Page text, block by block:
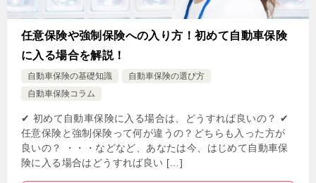
任意保険や強制保険への入り方！初めて自動車保険
に入る場合を解説！
自動車保険の基礎知識
自動車保険の選び方
自動車保険コラム
✔ 初めて自動車保険に入る場合は、どうすれば良いの？ ✔
任意保険と強制保険って何が違うの？どちらも入った方が
良いの？ ・・・などなど、あなたは今、はじめて自動車保
険に入る場合はどうすれば良い […]